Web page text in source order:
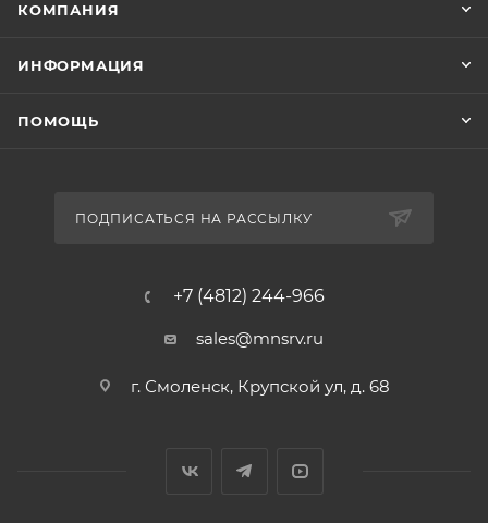
КОМПАНИЯ
ИНФОРМАЦИЯ
ПОМОЩЬ
ПОДПИСАТЬСЯ НА РАССЫЛКУ
+7 (4812) 244-966
sales@mnsrv.ru
г. Смоленск, Крупской ул, д. 68